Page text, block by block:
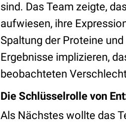
sind. Das Team zeigte,
aufwiesen, ihre
Spaltung der Proteine
Ergebnisse implizieren,
beobachteten
Die Schlüsselrolle von
Als Nächstes wollte das